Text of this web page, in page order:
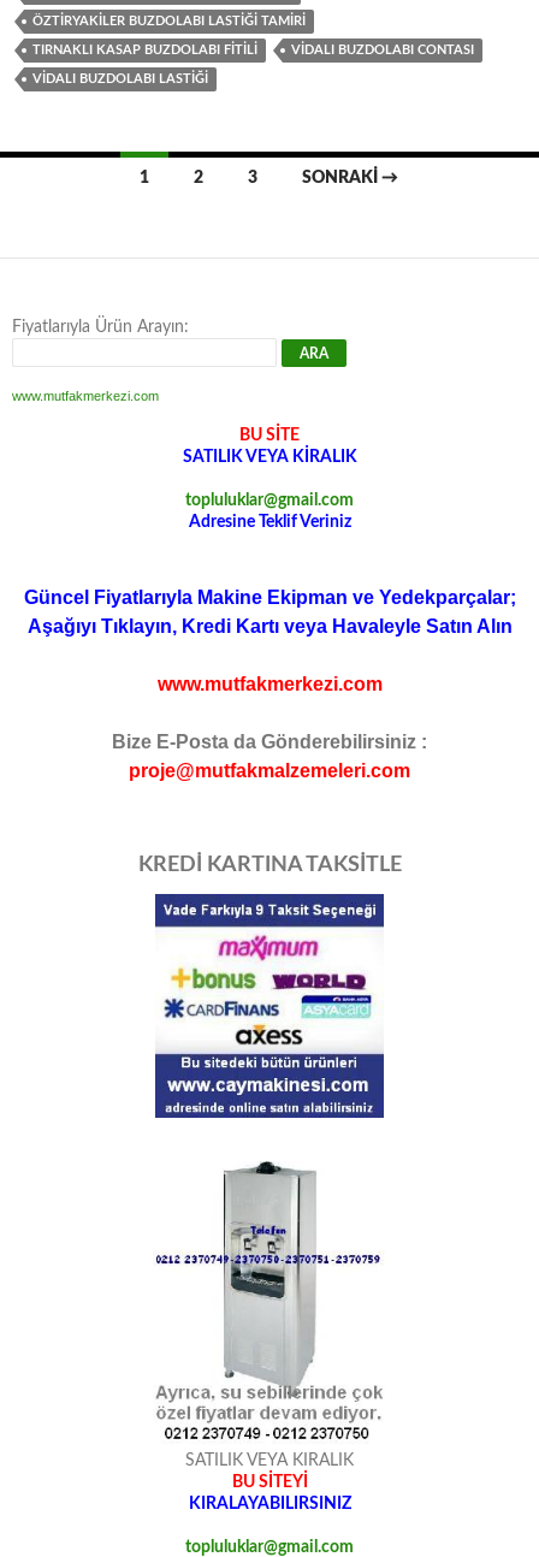
ÖZTIRYAKILER BUZDOLABI LASTIĞI TAMIRI
TIRNAKLI KASAP BUZDOLABI FITILI VIDALI BUZDOLABI CONTASI
VIDALI BUZDOLABI LASTIĞI
1 2 3 SONRAKI →
Fiyatlarıyla Ürün Arayın:
www.mutfakmerkezi.com
BU SİTE
SATILIK VEYA KİRALIK
topluluklar@gmail.com
Adresine Teklif Veriniz
Güncel Fiyatlarıyla Makine Ekipman ve Yedekparçalar;
Aşağıyı Tıklayın, Kredi Kartı veya Havaleyle Satın Alın
www.mutfakmerkezi.com
Bize E-Posta da Gönderebilirsiniz :
proje@mutfakmalzemeleri.com
KREDİ KARTINA TAKSİTLE
SATILIK VEYA KIRALIK
BU SİTEYİ
KIRALAYABILIRSINIZ
topluluklar@gmail.com